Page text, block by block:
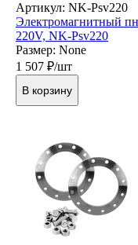
Артикул: NK-Psv220
Электромагнитный
220V, NK-Psv220
Размер: None
1 507 ₽/шт
В корзину